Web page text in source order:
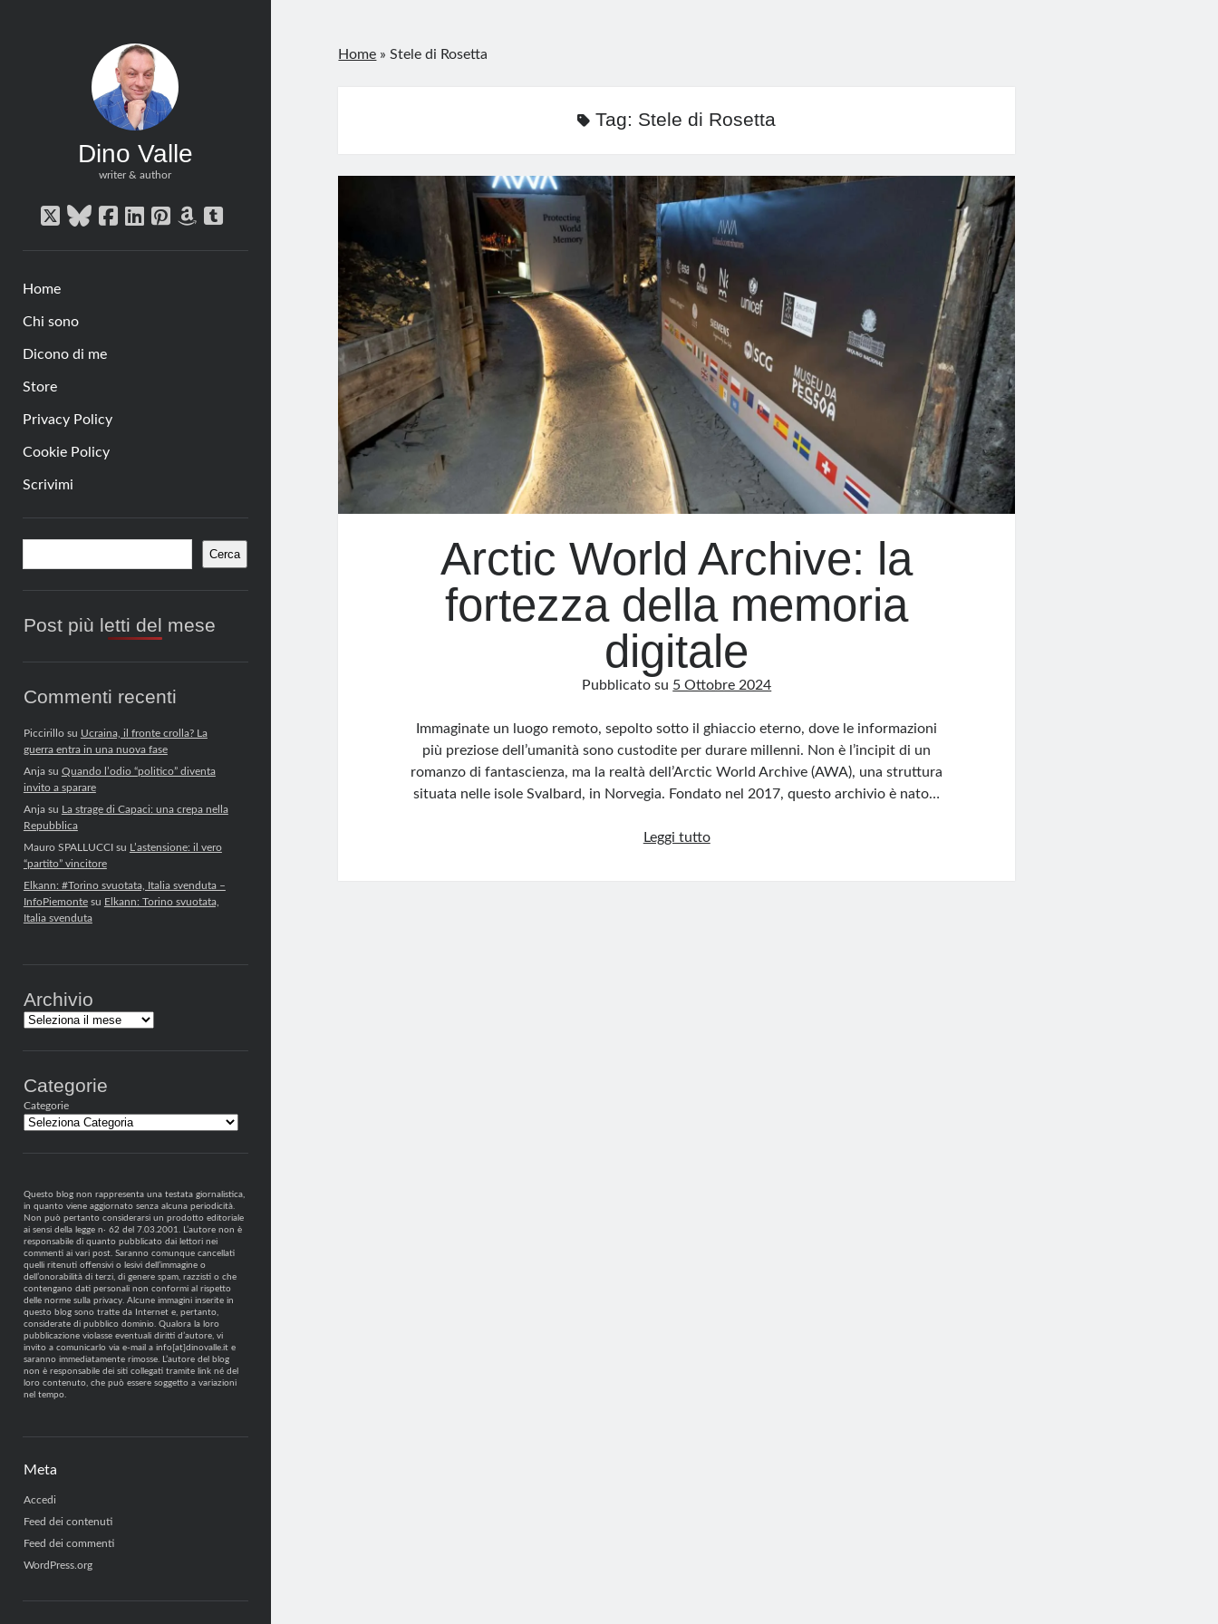
Dino Valle
writer & author
twitterbluesky
facebook
linkedin
pinterest
amazon
tumblr
Home
Chi sono
Dicono di me
Store
Privacy Policy
Cookie Policy
Scrivimi
Barra
laterale
Cerca
Post più letti del mese
Commenti recenti
Piccirillosu Ucraina, il fronte crolla? La
guerra entra in una nuova fase
Anjasu Quando l’odio “politico” diventa
invito a sparare
Anjasu La strage di Capaci: una crepa nella
Repubblica
Mauro SPALLUCCIsu L’astensione: il vero
“partito” vincitore
Elkann: #Torino svuotata, Italia svenduta –
InfoPiemontesu Elkann: Torino svuotata,
Italia svenduta
Archivio
Archivi
Categorie
Categorie
Questo blog non rappresenta una testata giornalistica,
in quanto viene aggiornato senza alcuna periodicità.
Non può pertanto considerarsi un prodotto editoriale
ai sensi della legge n· 62 del 7.03.2001. L’autore non è
responsabile di quanto pubblicato dai lettori nei
commenti ai vari post. Saranno comunque cancellati
quelli ritenuti offensivi o lesivi dell’immagine o
dell’onorabilità di terzi, di genere spam, razzisti o che
contengano dati personali non conformi al rispetto
delle norme sulla privacy. Alcune immagini inserite in
questo blog sono tratte da Internet e, pertanto,
considerate di pubblico dominio. Qualora la loro
pubblicazione violasse eventuali diritti d’autore, vi
invito a comunicarlo via e-mail a info[at]dinovalle.it e
saranno immediatamente rimosse. L’autore del blog
non è responsabile dei siti collegati tramite link né del
loro contenuto, che può essere soggetto a variazioni
nel tempo.
Meta
Accedi
Feed dei contenuti
Feed dei commenti
WordPress.org
Home »Stele di Rosetta
Tag: Stele di Rosetta
Arctic World Archive: la
fortezza della memoria
digitale
Pubblicato su 5 Ottobre 2024
Immaginate un luogo remoto, sepolto sotto il ghiaccio eterno, dove le informazioni
più preziose dell’umanità sono custodite per durare millenni. Non è l’incipit di un
romanzo di fantascienza, ma la realtà dell’Arctic World Archive (AWA), una struttura
situata nelle isole Svalbard, in Norvegia. Fondato nel 2017, questo archivio è nato…
Leggi tuttoArctic